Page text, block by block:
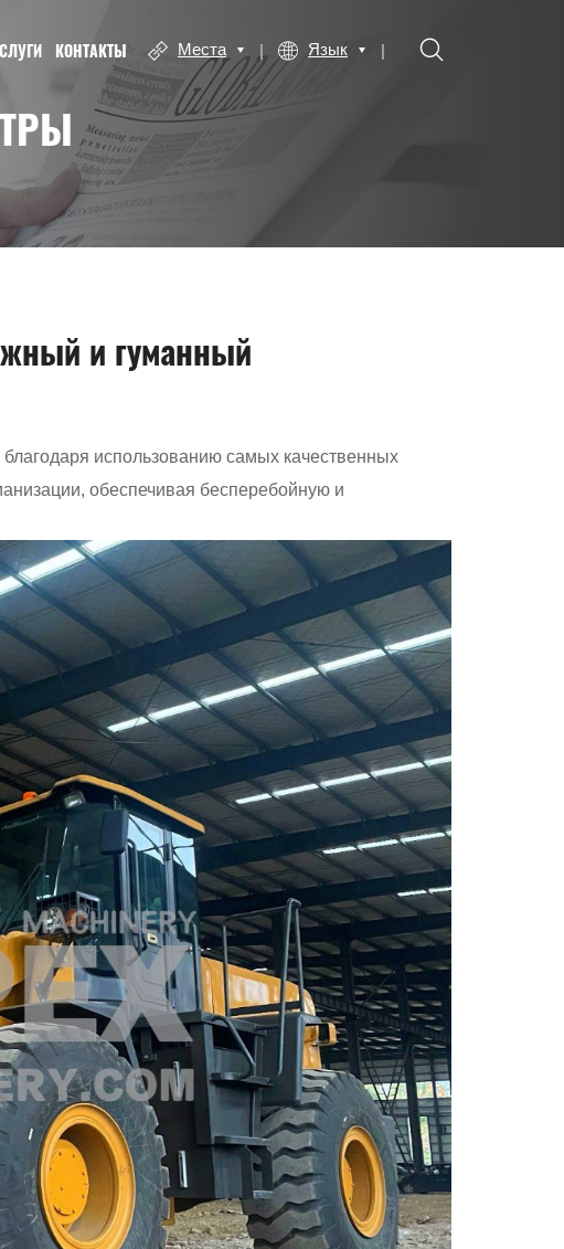
КОНТАКТЫ Места Язык
и гуманный
использованию самых качественных
обеспечивая бесперебойную и